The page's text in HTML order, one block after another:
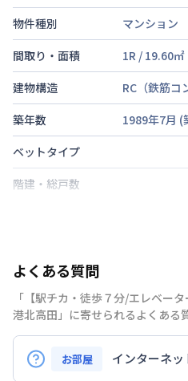
物件種別
マンション
間取り・面積
1R / 19.60㎡
建物構造
RC（鉄筋コ
築年数
1989年7月 (
ベットタイプ
階建・総戸数
禁煙・喫煙
横浜市グリ
よくある質問
「【駅チカ・徒歩７分/エレベー
港北高田」に寄せられるよくある
お部屋 インターネッ